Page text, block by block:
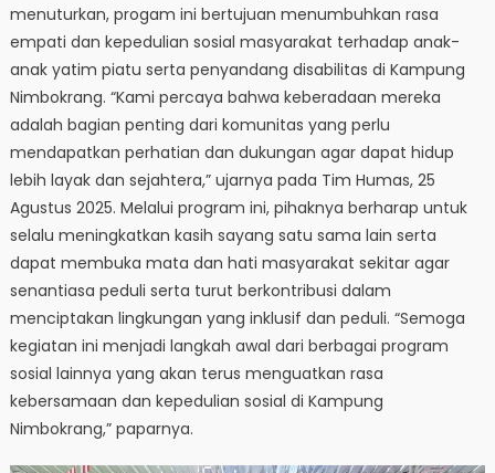
menuturkan, progam ini bertujuan menumbuhkan rasa
empati dan kepedulian sosial masyarakat terhadap anak-
anak yatim piatu serta penyandang disabilitas di Kampung
Nimbokrang. “Kami percaya bahwa keberadaan mereka
adalah bagian penting dari komunitas yang perlu
mendapatkan perhatian dan dukungan agar dapat hidup
lebih layak dan sejahtera,” ujarnya pada Tim Humas, 25
Agustus 2025. Melalui program ini, pihaknya berharap untuk
selalu meningkatkan kasih sayang satu sama lain serta
dapat membuka mata dan hati masyarakat sekitar agar
senantiasa peduli serta turut berkontribusi dalam
menciptakan lingkungan yang inklusif dan peduli. “Semoga
kegiatan ini menjadi langkah awal dari berbagai program
sosial lainnya yang akan terus menguatkan rasa
kebersamaan dan kepedulian sosial di Kampung
Nimbokrang,” paparnya.